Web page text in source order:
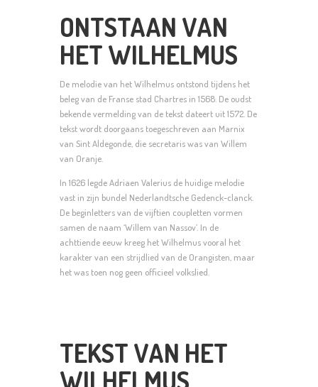
ONTSTAAN VAN
HET WILHELMUS
De melodie van het Wilhelmus ontstond tijdens het
beleg van de Franse stad Chartres in 1568. De oudst
bekende vermelding van de tekst dateert uit 1572. De
tekst wordt doorgaans toegeschreven aan Marnix
van Sint Aldegonde, die secretaris was van Willem
van Oranje.
In 1626 legde Adriaen Valerius de huidige melodie
vast in zijn bundel Nederlandtsche Gedenck-clanck.
De beginletters van de vijftien coupletten vormen
samen de naam ‘Willem van Nassov’. In de
achttiende eeuw kreeg het Wilhelmus vooral het
karakter van een strijdlied van de Orangisten, maar
het was toen nog geen officieel volkslied.
TEKST VAN HET